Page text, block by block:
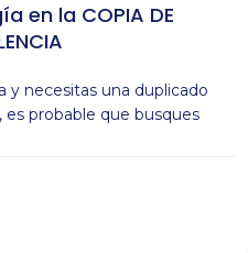
en la COPIA DE
y necesitas una duplicado
es probable que busques